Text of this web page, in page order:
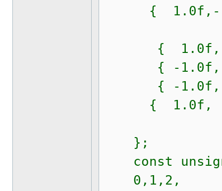
{ 1.0f,-
{ 1.0f,
{ -1.0f,
{ -1.0f,
{ 1.0f,
};
const
0,1,2,